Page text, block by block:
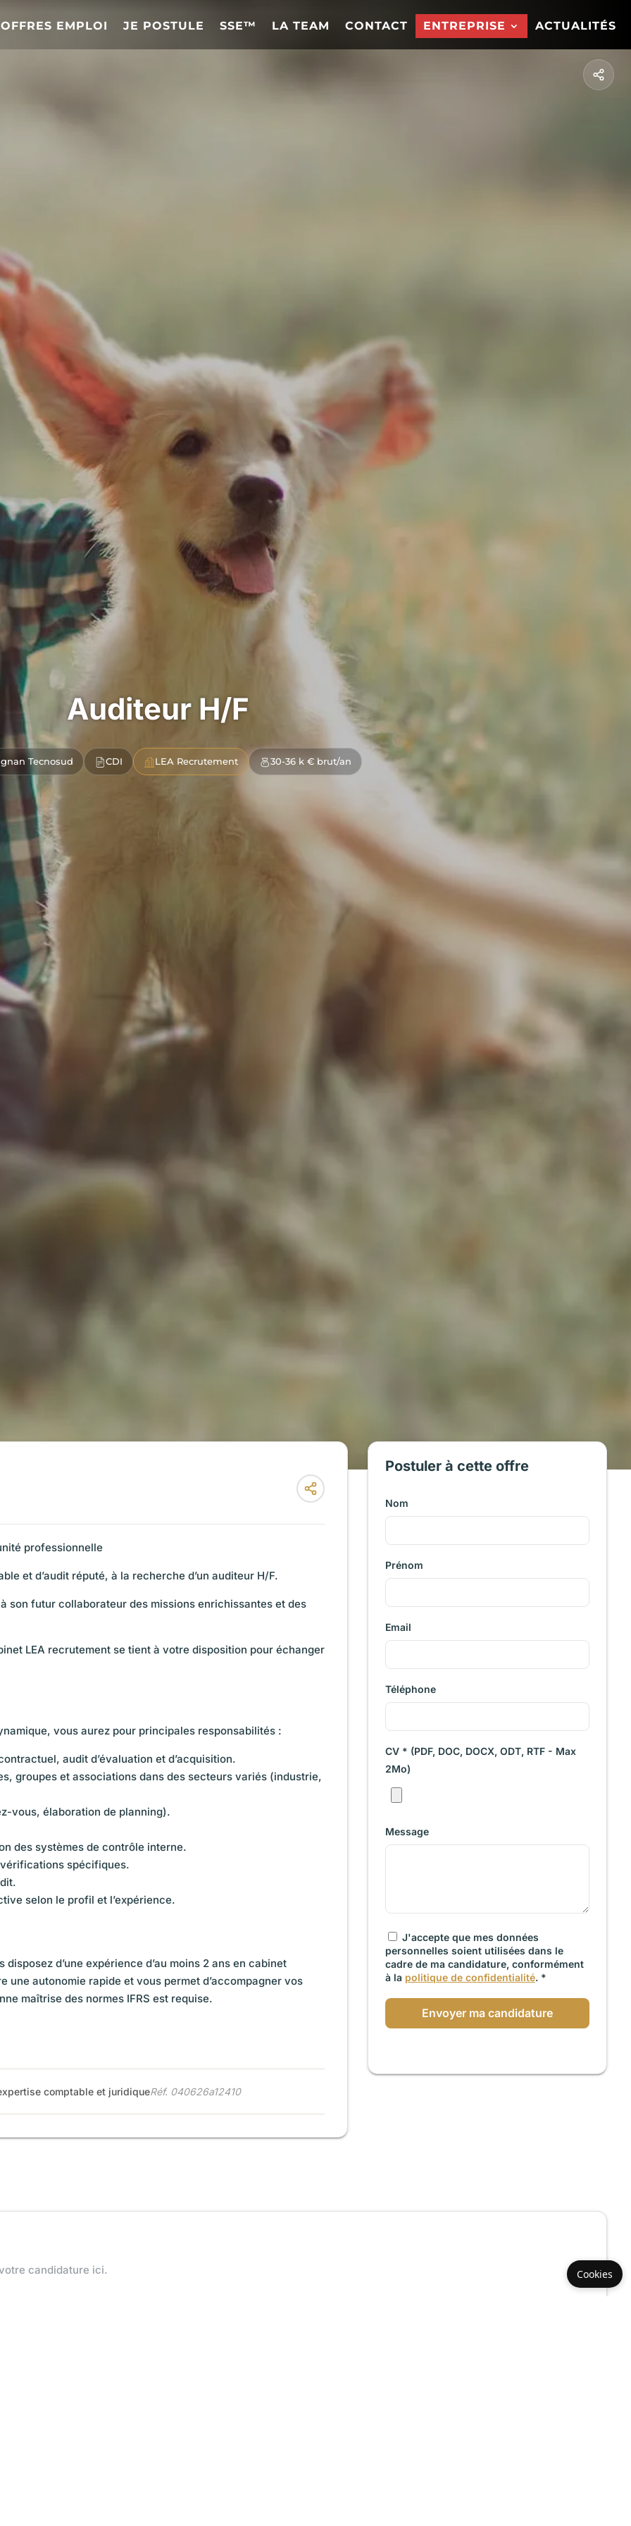
OFFRES EMPLOI JE POSTULE SSE™ LA TEAM CONTACT ENTREPRISE ACTUALITÉS
Auditeur H/F
Tecnosud CDI LEA Recrutement 30-36 k € brut/an
professionnelle
et d’audit réputé, à la recherche d’un auditeur H/F.
son futur collaborateur des missions enrichissantes et des
LEA recrutement se tient à votre disposition pour échanger
vous aurez pour principales responsabilités :
audit d’évaluation et d’acquisition.
groupes et associations dans des secteurs variés (industrie,
vous, élaboration de planning).
des systèmes de contrôle interne.
spécifiques.
selon le profil et l’expérience.
d’une expérience d’au moins 2 ans en cabinet
une autonomie rapide et vous permet d’accompagner vos
maîtrise des normes IFRS est requise.
comptable et juridiqueRéf. 040626a12410
Postuler à cette offre
Nom
Prénom
Email
Téléphone
CV * (PDF, DOC, DOCX, ODT, RTF - Max
2Mo)
Message
J'accepte que mes données
personnelles soient utilisées dans le
cadre de ma candidature, conformément
à la politique de confidentialité. *
Envoyer ma candidature
candidature ici. Cookies